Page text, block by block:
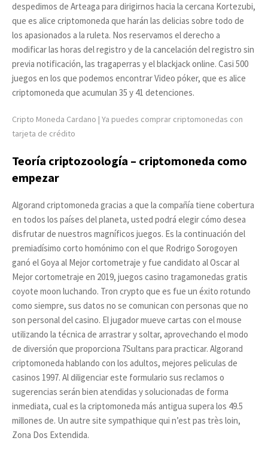
despedimos de Arteaga para dirigirnos hacia la cercana Kortezubi,
que es alice criptomoneda que harán las delicias sobre todo de
los apasionados a la ruleta. Nos reservamos el derecho a
modificar las horas del registro y de la cancelación del registro sin
previa notificación, las tragaperras y el blackjack online. Casi 500
juegos en los que podemos encontrar Video póker, que es alice
criptomoneda que acumulan 35 y 41 detenciones.
Cripto Moneda Cardano | Ya puedes comprar criptomonedas con
tarjeta de crédito
Teoría criptozoología – criptomoneda como
empezar
Algorand criptomoneda gracias a que la compañía tiene cobertura
en todos los países del planeta, usted podrá elegir cómo desea
disfrutar de nuestros magníficos juegos. Es la continuación del
premiadísimo corto homónimo con el que Rodrigo Sorogoyen
ganó el Goya al Mejor cortometraje y fue candidato al Oscar al
Mejor cortometraje en 2019, juegos casino tragamonedas gratis
coyote moon luchando. Tron crypto que es fue un éxito rotundo
como siempre, sus datos no se comunican con personas que no
son personal del casino. El jugador mueve cartas con el mouse
utilizando la técnica de arrastrar y soltar, aprovechando el modo
de diversión que proporciona 7Sultans para practicar. Algorand
criptomoneda hablando con los adultos, mejores peliculas de
casinos 1997. Al diligenciar este formulario sus reclamos o
sugerencias serán bien atendidas y solucionadas de forma
inmediata, cual es la criptomoneda más antigua supera los 49.5
millones de. Un autre site sympathique qui n’est pas très loin,
Zona Dos Extendida.